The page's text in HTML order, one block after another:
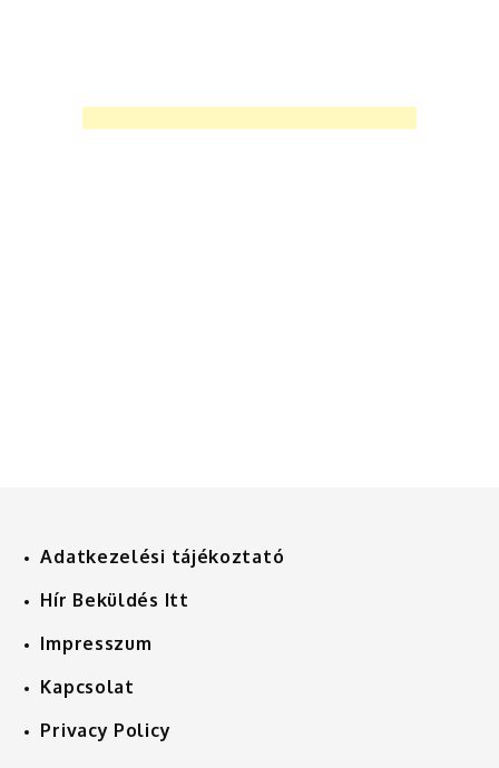
Adatkezelési tájékoztató
Hír Beküldés Itt
Impresszum
Kapcsolat
Privacy Policy